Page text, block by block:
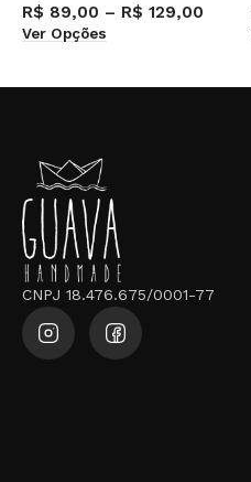
R$ 89,00 – R$ 129,00
Ver Opções
CNPJ 18.476.675/0001-77